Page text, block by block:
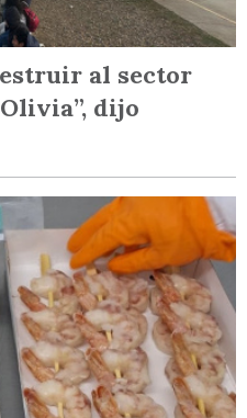
al sector
dijo